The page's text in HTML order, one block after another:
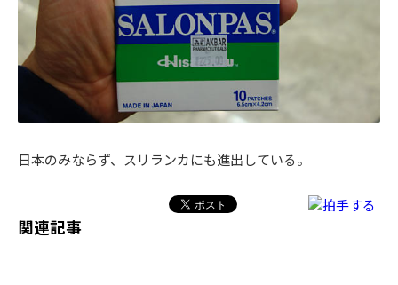
日本のみならず、スリランカにも進出している。
関連記事